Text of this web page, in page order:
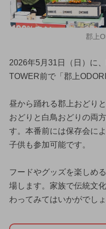
郡上
2026年5月31日（日）に
TOWER前で「郡上
昼から踊れる郡上おどり
おどりと白鳥おどりの両
す。本番前には保存会に
子供も参加可能です。
フードやグッズを楽しめ
場します。家族で伝統文
わってみてはいかがでし